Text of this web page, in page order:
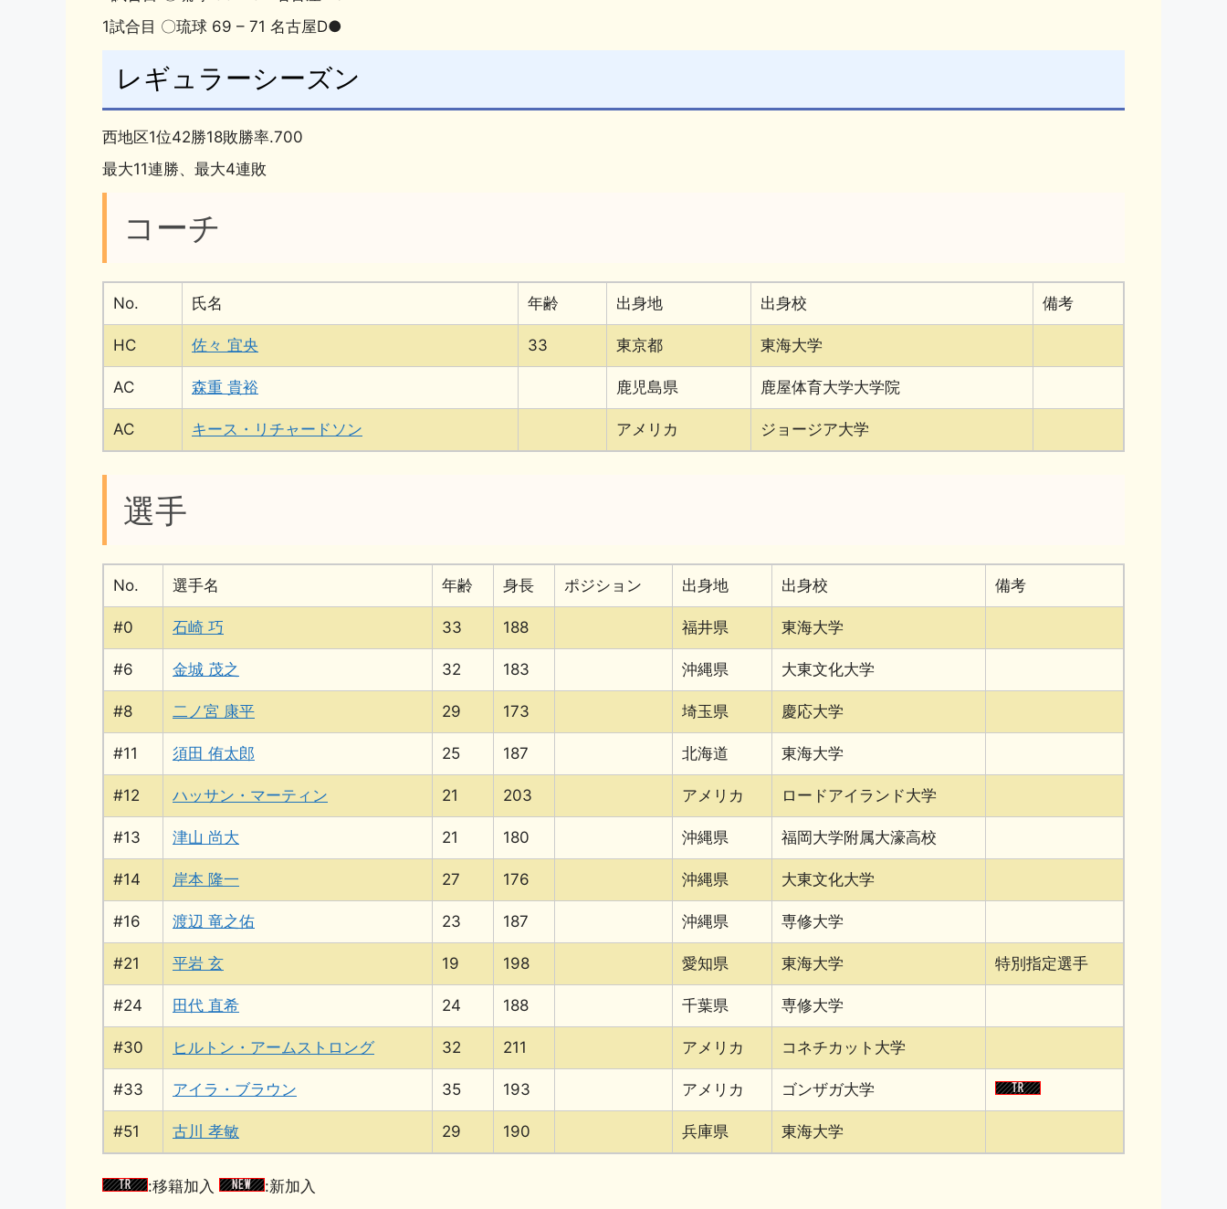
1試合目 〇琉球 69 – 71 名古屋D●
レギュラーシーズン
西地区1位42勝18敗勝率.700
最大11連勝、最大4連敗
コーチ
No. 氏名 年齢 出身地 出身校 備考
HC 佐々 宜央 33 東京都 東海大学
AC 森重 貴裕 鹿児島県 鹿屋体育大学大学院
AC キース・リチャードソン アメリカ ジョージア大学
選手
No. 選手名 年齢 身長 ポジション 出身地 出身校 備考
#0 石崎 巧 33 188 福井県 東海大学
#6 金城 茂之 32 183 沖縄県 大東文化大学
#8 二ノ宮 康平 29 173 埼玉県 慶応大学
#11 須田 侑太郎 25 187 北海道 東海大学
#12 ハッサン・マーティン 21 203 アメリカ ロードアイランド大学
#13 津山 尚大 21 180 沖縄県 福岡大学附属大濠高校
#14 岸本 隆一 27 176 沖縄県 大東文化大学
#16 渡辺 竜之佑 23 187 沖縄県 専修大学
#21 平岩 玄 19 198 愛知県 東海大学 特別指定選手
#24 田代 直希 24 188 千葉県 専修大学
#30 ヒルトン・アームストロング 32 211 アメリカ コネチカット大学
#33 アイラ・ブラウン 35 193 アメリカ ゴンザガ大学
#51 古川 孝敏 29 190 兵庫県 東海大学
:移籍加入 :新加入